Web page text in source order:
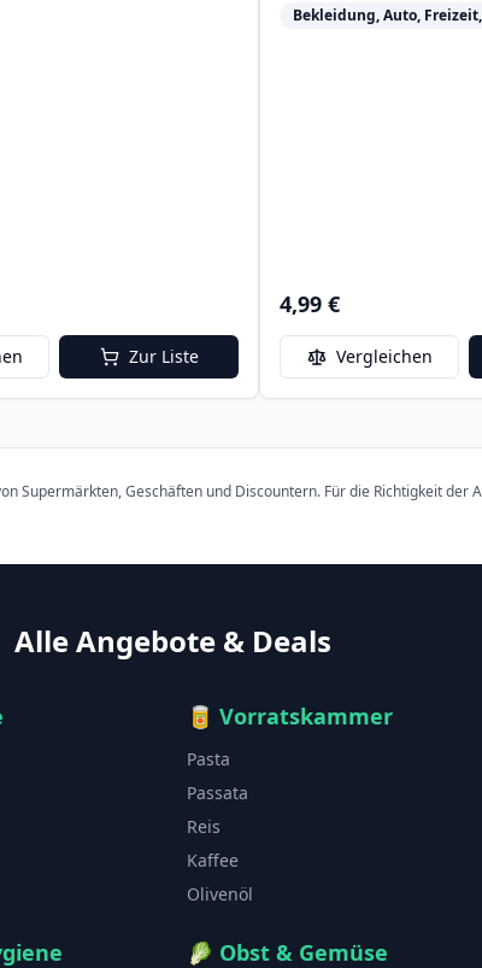
Zur Liste
Bekleidung, Auto,
4,99 €
Vergleichen
Supermärkten, Geschäften und Discountern. Für die Richtigkeit der
Alle Angebote & Deals
🥫 Vorratskammer
Pasta
Passata
Reis
Kaffee
Olivenöl
🥬 Obst & Gemüse